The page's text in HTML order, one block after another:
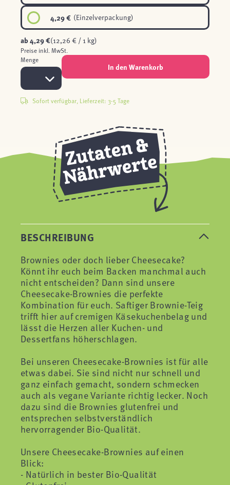
4,29 € (Einzelverpackung)
ab4,29 €(12,26 € / 1 kg)
Preise inkl. MwSt.
Menge
In den Warenkorb
Sofort verfügbar, Lieferzeit: 3-5 Tage
BESCHREIBUNG
Brownies oder doch lieber Cheesecake?
Könnt ihr euch beim Backen manchmal auch
nicht entscheiden? Dann sind unsere
Cheesecake-Brownies die perfekte
Kombination für euch. Saftiger Brownie-Teig
trifft hier auf cremigen Käsekuchenbelag und
lässt die Herzen aller Kuchen- und
Dessertfans höherschlagen.
Bei unseren Cheesecake-Brownies ist für alle
etwas dabei. Sie sind nicht nur schnell und
ganz einfach gemacht, sondern schmecken
auch als vegane Variante richtig lecker. Noch
dazu sind die Brownies glutenfrei und
entsprechen selbstverständlich
hervorragender Bio-Qualität.
Unsere Cheesecake-Brownies auf einen
Blick:
- Natürlich in bester Bio-Qualität